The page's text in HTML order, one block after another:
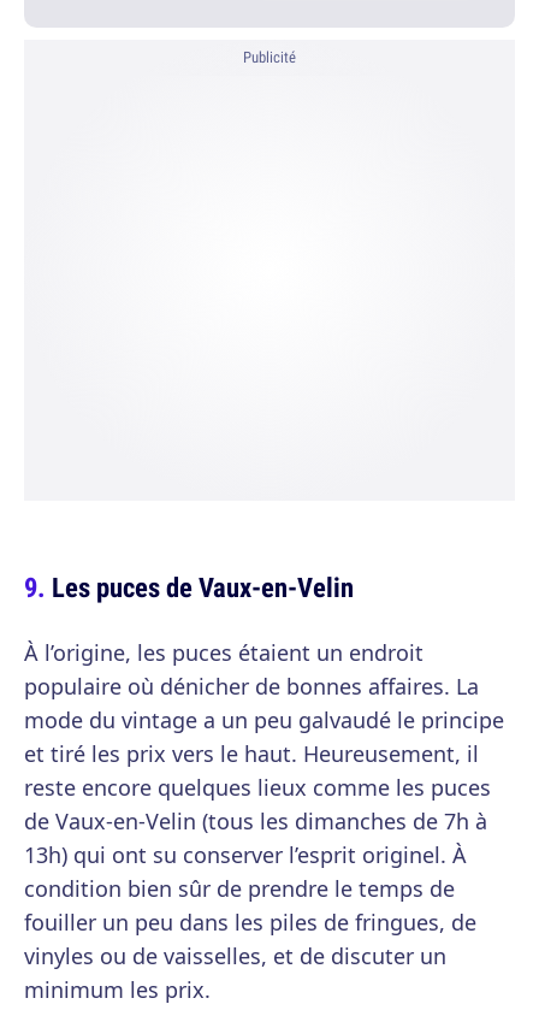
Publicité
Les puces de Vaux-en-Velin
À l’origine, les puces étaient un endroit
populaire où dénicher de bonnes affaires. La
mode du vintage a un peu galvaudé le principe
et tiré les prix vers le haut. Heureusement, il
reste encore quelques lieux comme les puces
de Vaux-en-Velin (tous les dimanches de 7h à
13h) qui ont su conserver l’esprit originel. À
condition bien sûr de prendre le temps de
fouiller un peu dans les piles de fringues, de
vinyles ou de vaisselles, et de discuter un
minimum les prix.